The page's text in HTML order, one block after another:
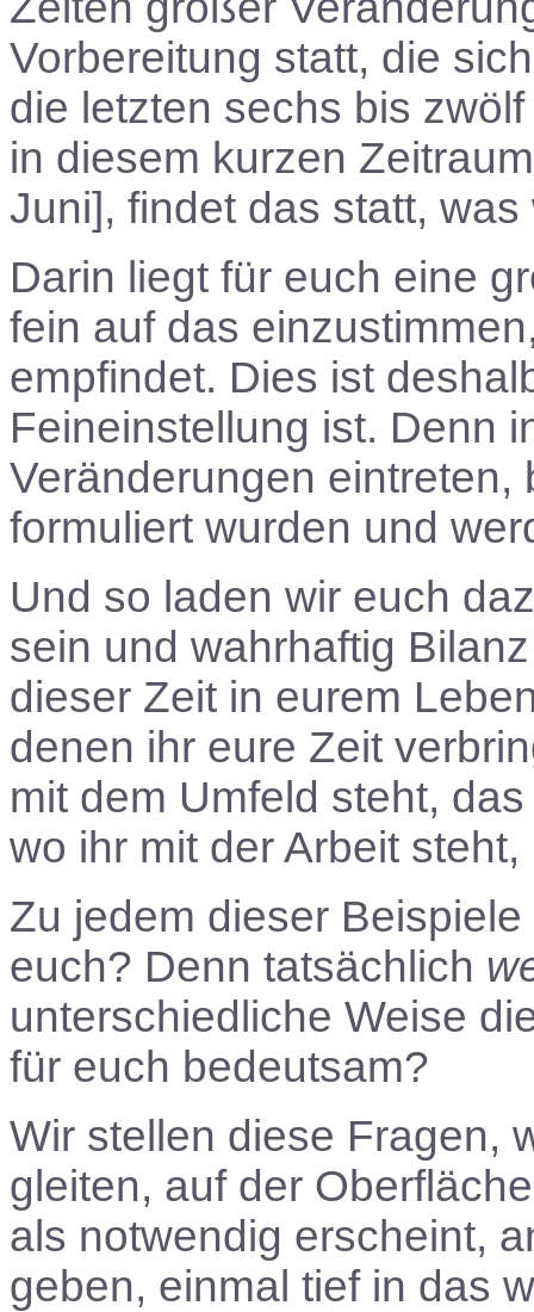
Vorbereitung statt, die
die letzten sechs bis
in diesem kurzen
Juni], findet das statt,
Darin liegt für euch eine
fein auf das
empfindet. Dies ist
Feineinstellung ist. Denn
Veränderungen
formuliert wurden und
Und so laden wir euch
sein und wahrhaftig
dieser Zeit in eurem
denen ihr eure Zeit
mit dem Umfeld steht,
wo ihr mit der Arbeit
Zu jedem dieser
euch? Denn tatsächlich
unterschiedliche Weise
für euch bedeutsam?
Wir stellen diese Fragen,
gleiten, auf der
als notwendig erscheint,
geben, einmal tief in das